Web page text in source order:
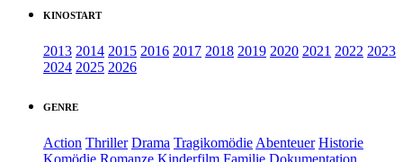
KINOSTART
2013 2014 2015 2016 2017 2018 2019 2020 2021 2022 2023
2024 2025 2026
GENRE
Action Thriller Drama Tragikomödie Abenteuer Historie
Komödie Romanze Kinderfilm Familie Dokumentation